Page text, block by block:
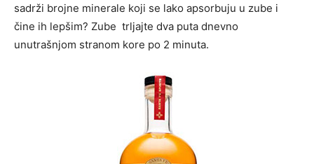
sadrži brojne minerale koji se lako apsorbuju u zube i
čine ih lepšim? Zube trljajte dva puta dnevno
unutrašnjom stranom kore po 2 minuta.